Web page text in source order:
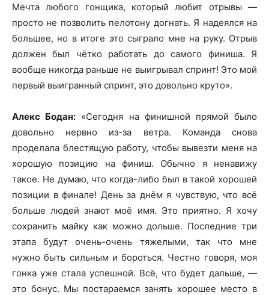
Мечта любого гонщика, который любит отрывы —
просто не позволить пелотону догнать. Я надеялся на
большее, но в итоге это сыграло мне на руку. Отрыв
должен был чётко работать до самого финиша. Я
вообще никогда раньше не выигрывал спринт! Это мой
первый выигранный спринт, это довольно круто».
Алекс Бодан: «Сегодня на финишной прямой было
довольно нервно из-за ветра. Команда снова
проделала блестящую работу, чтобы вывезти меня на
хорошую позицию на финиш. Обычно я ненавижу
такое. Не думаю, что когда-либо был в такой хорошей
позиции в финале! День за днём я чувствую, что всё
больше людей знают моё имя. Это приятно. Я хочу
сохранить майку как можно дольше. Последние три
этапа будут очень-очень тяжелыми, так что мне
нужно быть сильным и бороться. Честно говоря, моя
гонка уже стала успешной. Всё, что будет дальше, —
это бонус. Мы постараемся занять хорошее место в